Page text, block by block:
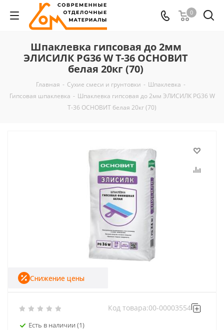
0
Шпаклевка гипсовая до 2мм
ЭЛИСИЛК PG36 W T-36 ОСНОВИТ
белая 20кг (70)
Главная - Сухие смеси и грунтовки - Шпаклевка -
Гипсовая шпаклевка - Шпаклевка гипсовая до 2мм ЭЛИСИЛК PG36 W
T-36 ОСНОВИТ белая 20кг (70)
Есть в наличии (1)
Код товара:00-00003554
Снижение цены